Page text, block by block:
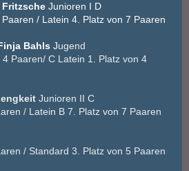
Junioren I D
/ Latein 4. Platz von 7 Paaren
Bahls Jugend
Paaren/ C Latein 1. Platz von 4
Junioren II C
/ Latein B 7. Platz von 7 Paaren
/ Standard 3. Platz von 5 Paaren